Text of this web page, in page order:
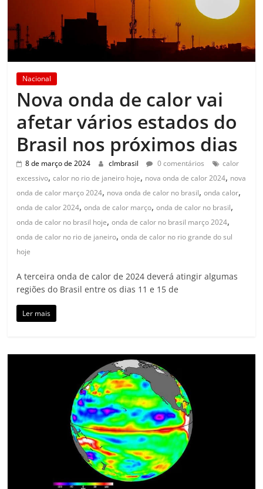
Nacional
Nova onda de calor vai
afetar vários estados do
Brasil nos próximos dias
8 de março de 2024 clmbrasil 0 comentários
calor
excessivo,calor no rio de janeiro hoje, nova onda de calor 2024, nova
onda de calor março 2024, nova onda de calor no brasil,onda calor,
onda de calor 2024,onda de calor março,onda de calor no brasil,
onda de calor no brasil hoje,onda de calor no brasil março 2024,
onda de calor no rio de janeiro,onda de calor no rio grande do sul
hoje
A terceira onda de calor de 2024 deverá atingir algumas
regiões do Brasil entre os dias 11 e 15 de
Ler mais